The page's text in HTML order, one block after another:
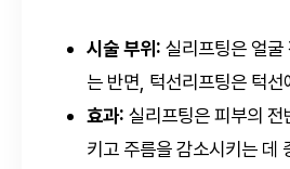
시술 부위: 실리프팅은 얼굴
는 반면, 턱선리프팅은 턱선
효과: 실리프팅은 피부의
키고 주름을 감소시키는 데